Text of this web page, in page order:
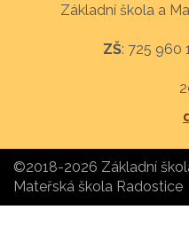
Základní škola a
ZŠ: 725 960
©2018-2026 Základní
Mateřská škola Radostice